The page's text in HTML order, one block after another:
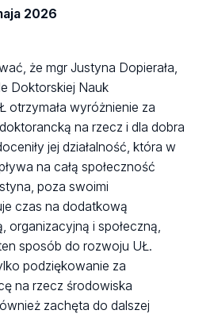
2026
że mgr Justyna Dopierała,
Doktorskiej Nauk
otrzymała wyróżnienie za
na rzecz i dla dobra
jej działalność, która w
na całą społeczność
poza swoimi
czas na dodatkową
i społeczną,
sposób do rozwoju UŁ.
podziękowanie za
na rzecz środowiska
zachęta do dalszej